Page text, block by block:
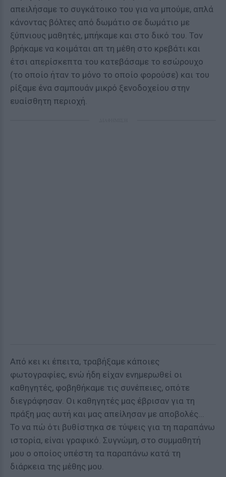
απειλήσαμε το συγκάτοικο του για να μπούμε, απλά
κάνοντας βόλτες από δωμάτιο σε δωμάτιο με
ξύπνιους μαθητές, μπήκαμε και στο δικό του. Τον
βρήκαμε να κοιμάται απ τη μέθη στο κρεβάτι και
έτσι απερίσκεπτα του κατεβάσαμε το εσώρουχο
(το οποίο ήταν το μόνο το οποίο φορούσε) και του
ρίξαμε ένα σαμπουάν μικρό ξενοδοχείου στην
ευαίσθητη περιοχή.
Από κει κι έπειτα, τραβήξαμε κάποιες
φωτογραφίες, ενώ ήδη είχαν ενημερωθεί οι
καθηγητές, φοβηθήκαμε τις συνέπειες, οπότε
διεγράφησαν. Οι καθηγητές μας έβρισαν για τη
πράξη μας αυτή και μας απείλησαν με αποβολές...
Το να πώ ότι βυθίστηκα σε τύψεις για τη παραπάνω
ιστορία, είναι γραφικό. Συγνώμη, στο συμμαθητή
μου ο οποίος υπέστη τα παραπάνω κατά τη
διάρκεια της μέθης μου.